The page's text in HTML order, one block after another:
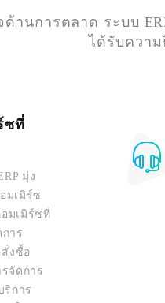
ด้านการตลาด ระบบ
ได้รับความ
ซที่
มุ่ง
มเมิร์ซ
มเมิร์ซที่
าร
งซื้อ
จัดการ
ริการ